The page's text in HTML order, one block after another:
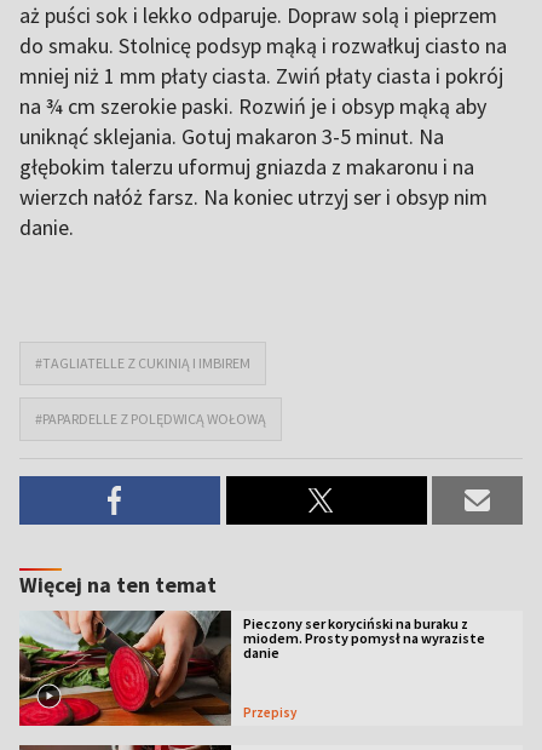
aż puści sok i lekko odparuje. Dopraw solą i pieprzem
do smaku. Stolnicę podsyp mąką i rozwałkuj ciasto na
mniej niż 1 mm płaty ciasta. Zwiń płaty ciasta i pokrój
na ¾ cm szerokie paski. Rozwiń je i obsyp mąką aby
uniknąć sklejania. Gotuj makaron 3-5 minut. Na
głębokim talerzu uformuj gniazda z makaronu i na
wierzch nałóż farsz. Na koniec utrzyj ser i obsyp nim
danie.
#TAGLIATELLE Z CUKINIĄ I IMBIREM
#PAPARDELLE Z POLĘDWICĄ WOŁOWĄ
Więcej na ten temat
Pieczony ser koryciński na buraku z
miodem. Prosty pomysł na wyraziste
danie
Przepisy